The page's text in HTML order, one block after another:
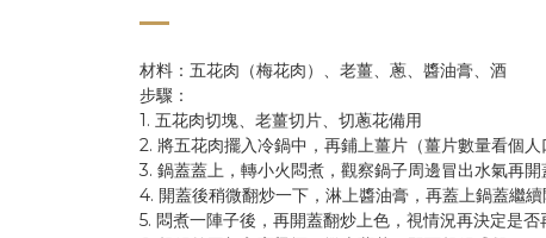
材料：五花肉（梅花肉）、老薑、蔥、醬油膏、酒
步驟：
1. 五花肉切塊、老薑切片、切蔥花備用
2. 將五花肉擺入冷鍋中，再鋪上薑片（薑片數量看個人
3. 鍋蓋蓋上，轉小火悶煮，觀察鍋子周邊冒出水氣再開
4. 開蓋後稍微翻炒一下，淋上醬油膏，再蓋上鍋蓋繼
5. 悶煮一陣子後，再開蓋翻炒上色，視情況再決定是